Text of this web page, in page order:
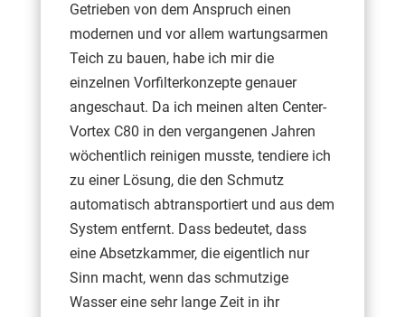
Getrieben von dem Anspruch einen
modernen und vor allem wartungsarmen
Teich zu bauen, habe ich mir die
einzelnen Vorfilterkonzepte genauer
angeschaut. Da ich meinen alten Center-
Vortex C80 in den vergangenen Jahren
wöchentlich reinigen musste, tendiere ich
zu einer Lösung, die den Schmutz
automatisch abtransportiert und aus dem
System entfernt. Dass bedeutet, dass
eine Absetzkammer, die eigentlich nur
Sinn macht, wenn das schmutzige
Wasser eine sehr lange Zeit in ihr